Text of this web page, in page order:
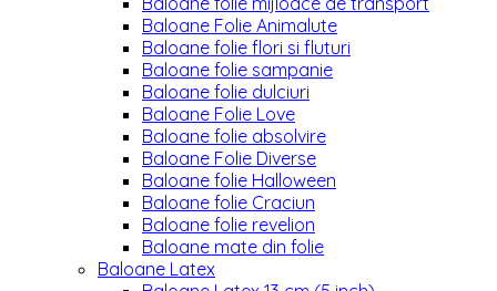
Baloane Folie Animalute
Baloane folie flori si fluturi
Baloane folie sampanie
Baloane folie dulciuri
Baloane Folie Love
Baloane folie absolvire
Baloane Folie Diverse
Baloane folie Halloween
Baloane folie Craciun
Baloane folie revelion
Baloane mate din folie
Baloane Latex